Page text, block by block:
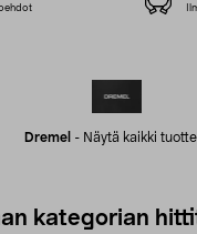
Dremel - Näytä kaikki
kategorian